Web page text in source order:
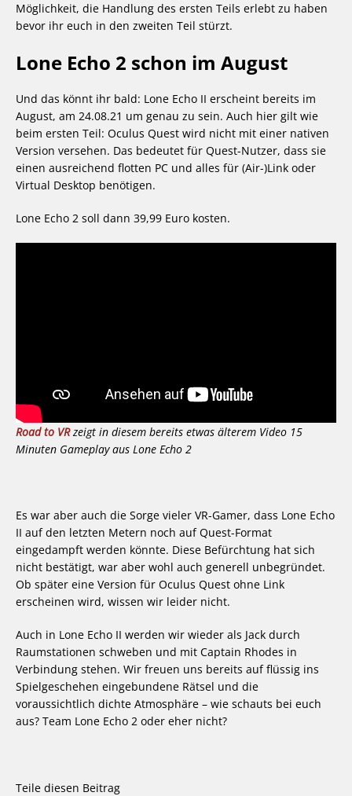
Möglichkeit, die Handlung des ersten Teils erlebt zu haben
bevor ihr euch in den zweiten Teil stürzt.
Lone Echo 2 schon im August
Und das könnt ihr bald: Lone Echo II erscheint bereits im
August, am 24.08.21 um genau zu sein. Auch hier gilt wie
beim ersten Teil: Oculus Quest wird nicht mit einer nativen
Version versehen. Das bedeutet für Quest-Nutzer, dass sie
einen ausreichend flotten PC und alles für (Air-)Link oder
Virtual Desktop benötigen.
Lone Echo 2 soll dann 39,99 Euro kosten.
Road to VRzeigt in diesem bereits etwas älterem Video 15
Minuten Gameplay aus Lone Echo 2
Es war aber auch die Sorge vieler VR-Gamer, dass Lone Echo
II auf den letzten Metern noch auf Quest-Format
eingedampft werden könnte. Diese Befürchtung hat sich
nicht bestätigt, war aber wohl auch generell unbegründet.
Ob später eine Version für Oculus Quest ohne Link
erscheinen wird, wissen wir leider nicht.
Auch in Lone Echo II werden wir wieder als Jack durch
Raumstationen schweben und mit Captain Rhodes in
Verbindung stehen. Wir freuen uns bereits auf flüssig ins
Spielgeschehen eingebundene Rätsel und die
voraussichtlich dichte Atmosphäre – wie schauts bei euch
aus? Team Lone Echo 2 oder eher nicht?
Teile diesen Beitrag